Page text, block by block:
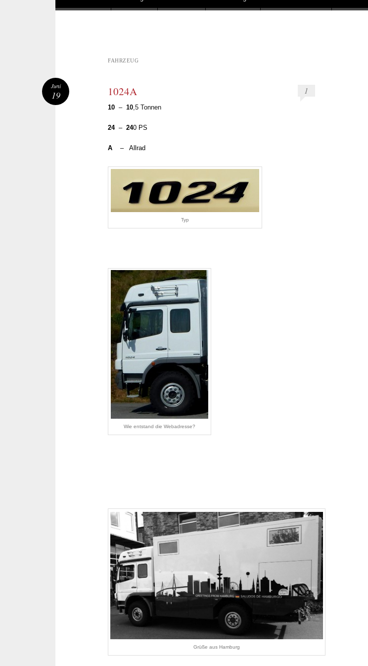
FAHRZEUG
1024A 1
10 – 10 ,5 Tonnen
24– 240 PS
A – Allrad
Typ
Wie entstand die Webadresse?
Grüße aus Hamburg
Juni
19